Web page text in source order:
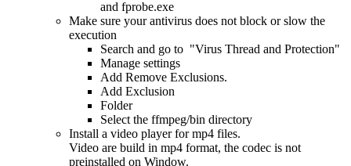
and fprobe.exe
Make sure your antivirus does not block or slow the
execution
Search and go to "Virus Thread and Protection"
Manage settings
Add Remove Exclusions.
Add Exclusion
Folder
Select the ffmpeg/bin directory
Install a video player for mp4 files.
Video are build in mp4 format, the codec is not
preinstalled on Window.